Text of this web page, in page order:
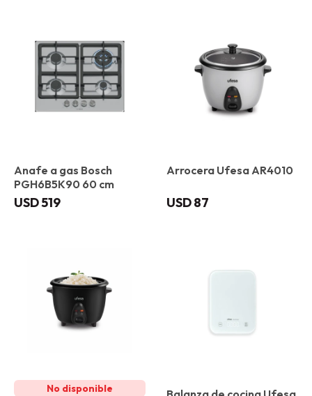
Anafe a gas Bosch
PGH6B5K90 60 cm
USD519
Arrocera Ufesa AR4010
USD87